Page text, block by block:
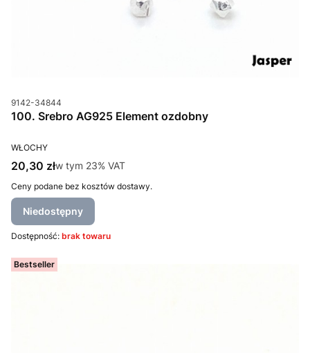
Kod produktu
9142-34844
100. Srebro AG925 Element ozdobny
PRODUCENT
WŁOCHY
Cena brutto
20,30 złw tym %s VAT
w tym 23% VAT
Ceny podane bez kosztów dostawy.
Niedostępny
Dostępność: brak towaru
Bestseller